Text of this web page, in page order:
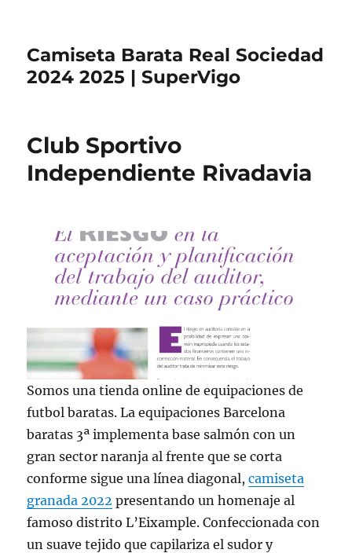
Camiseta Barata Real Sociedad
2024 2025 | SuperVigo
Club Sportivo
Independiente Rivadavia
Somos una tienda online de equipaciones de
futbol baratas. La equipaciones Barcelona
baratas 3ª implementa base salmón con un
gran sector naranja al frente que se corta
conforme sigue una línea diagonal,camiseta
granada 2022 presentando un homenaje al
famoso distrito L’Eixample. Confeccionada con
un suave tejido que capilariza el sudor y